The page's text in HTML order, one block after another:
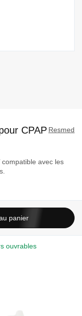
Resmed
CPAP
avec les
panier
ouvrables